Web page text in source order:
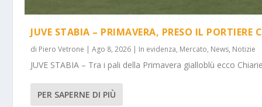
JUVE STABIA – PRIMAVERA, PRESO IL PORTIERE
di Piero Vetrone |Ago 8, 2026 | In evidenza, Mercato, News, Notizie
JUVE STABIA – Tra i pali della Primavera gialloblù ecco
PER SAPERNE DI PIÙ